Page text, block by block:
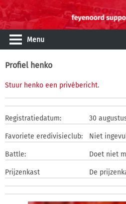
Menu
Profiel henko
Stuur henko een privébericht.
Registratiedatum: 30
Favoriete eredivisieclub: Niet
Battle: Doet niet
Prijzenkast De